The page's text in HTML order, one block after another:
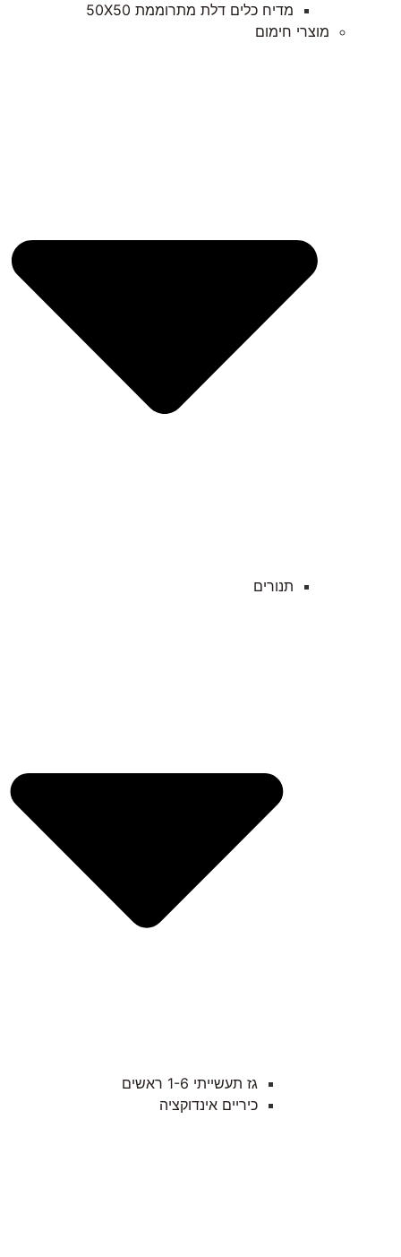
מדיח כלים דלת מתרוממת 50X50
מוצרי חימום
תנורים
גז תעשייתי 1-6 ראשים
כיריים אינדוקציה